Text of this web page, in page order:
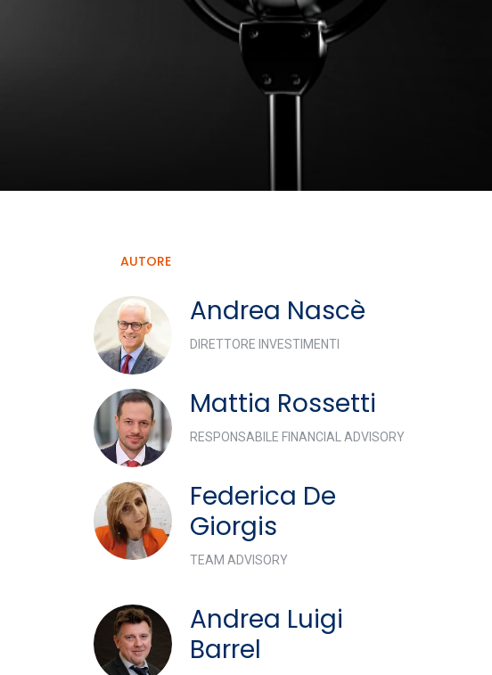
AUTORE
Andrea Nascè
DIRETTORE INVESTIMENTI
Mattia Rossetti
RESPONSABILE FINANCIAL ADVISORY
Federica De
Giorgis
TEAM ADVISORY
Andrea Luigi
Barrel